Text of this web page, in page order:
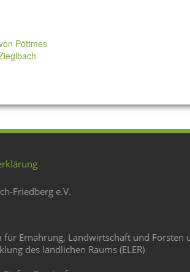
Pöttmes
Friedberg e.V.
Ernährung, Landwirtschaft und Forsten
des ländlichen Raums (ELER)